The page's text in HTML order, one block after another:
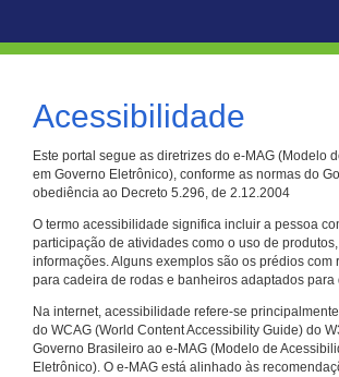
Acessibilidade
Este portal segue as diretrizes do e-MAG (Modelo
em Governo Eletrônico), conforme as normas do
obediência ao Decreto 5.296, de 2.12.2004
O termo acessibilidade significa incluir a pessoa
participação de atividades como o uso de
informações. Alguns exemplos são os prédios com
para cadeira de rodas e banheiros adaptados para
Na internet, acessibilidade refere-se
do WCAG (World Content Accessibility Guide) do
Governo Brasileiro ao e-MAG (Modelo de
Eletrônico). O e-MAG está alinhado às